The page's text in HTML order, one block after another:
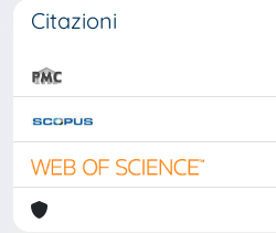
Citazioni